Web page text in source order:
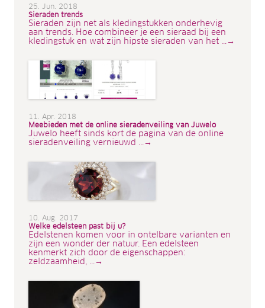
25. Jun. 2018
Sieraden trends
Sieraden zijn net als kledingstukken onderhevig
aan trends. Hoe combineer je een sieraad bij een
kledingstuk en wat zijn hipste sieraden van het ...→
11. Apr. 2018
Meebieden met de online sieradenveiling van Juwelo
Juwelo heeft sinds kort de pagina van de online
sieradenveiling vernieuwd ...→
10. Aug. 2017
Welke edelsteen past bij u?
Edelstenen komen voor in ontelbare varianten en
zijn een wonder der natuur. Een edelsteen
kenmerkt zich door de eigenschappen:
zeldzaamheid, ...→